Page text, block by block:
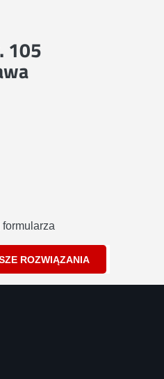
105
formularza
ROZWIĄZANIA